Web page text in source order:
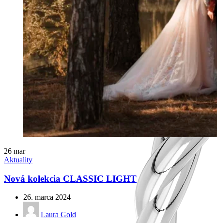
26 mar
Aktuality
Nová kolekcia CLASSIC LIGHT
26. marca 2024
Laura Gold